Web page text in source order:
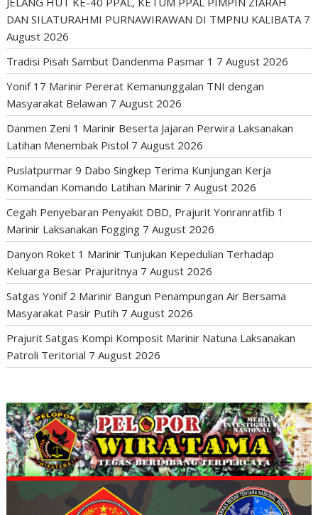
DAN SILATURAHMI PURNAWIRAWAN DI TMPNU KALIBATA 7
August 2026
Tradisi Pisah Sambut Dandenma Pasmar 1 7 August 2026
Yonif 17 Marinir Pererat Kemanunggalan TNI dengan
Masyarakat Belawan 7 August 2026
Danmen Zeni 1 Marinir Beserta Jajaran Perwira Laksanakan
Latihan Menembak Pistol 7 August 2026
Puslatpurmar 9 Dabo Singkep Terima Kunjungan Kerja
Komandan Komando Latihan Marinir 7 August 2026
Cegah Penyebaran Penyakit DBD, Prajurit Yonranratfib 1
Marinir Laksanakan Fogging 7 August 2026
Danyon Roket 1 Marinir Tunjukan Kepedulian Terhadap
Keluarga Besar Prajuritnya 7 August 2026
Satgas Yonif 2 Marinir Bangun Penampungan Air Bersama
Masyarakat Pasir Putih 7 August 2026
Prajurit Satgas Kompi Komposit Marinir Natuna Laksanakan
Patroli Teritorial 7 August 2026